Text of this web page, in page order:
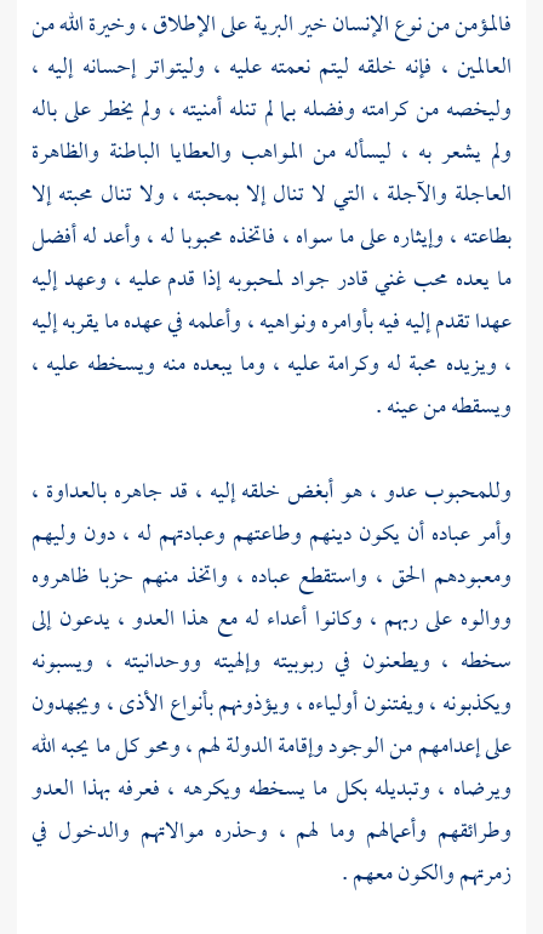
فالمؤمن من نوع الإنسان خير البرية على الإطلاق ، وخيرة الله من
العالمين ، فإنه خلقه ليتم نعمته عليه ، وليتواتر إحسانه إليه ،
وليخصه من كرامته وفضله بما لم تنله أمنيته ، ولم يخطر على باله
ولم يشعر به ، ليسأله من المواهب والعطايا الباطنة والظاهرة
العاجلة والآجلة ، التي لا تنال إلا بمحبته ، ولا تنال محبته إلا
بطاعته ، وإيثاره على ما سواه ، فاتخذه محبوبا له ، وأعد له أفضل
ما يعده محب غني قادر جواد لمحبوبه إذا قدم عليه ، وعهد إليه
عهدا تقدم إليه فيه بأوامره ونواهيه ، وأعلمه في عهده ما يقربه إليه
، ويزيده محبة له وكرامة عليه ، وما يبعده منه ويسخطه عليه ،
ويسقطه من عينه .
وللمحبوب عدو ، هو أبغض خلقه إليه ، قد جاهره بالعداوة ،
وأمر عباده أن يكون دينهم وطاعتهم وعبادتهم له ، دون وليهم
ومعبودهم الحق ، واستقطع عباده ، واتخذ منهم حزبا ظاهروه
ووالوه على ربهم ، وكانوا أعداء له مع هذا العدو ، يدعون إلى
سخطه ، ويطعنون في ربوبيته وإلهيته ووحدانيته ، ويسبونه
ويكذبونه ، ويفتنون أولياءه ، ويؤذونهم بأنواع الأذى ، ويجهدون
على إعدامهم من الوجود وإقامة الدولة لهم ، ومحو كل ما يحبه الله
ويرضاه ، وتبديله بكل ما يسخطه ويكرهه ، فعرفه بهذا العدو
وطرائقهم وأعمالهم وما لهم ، وحذره موالاتهم والدخول في
زمرتهم والكون معهم .